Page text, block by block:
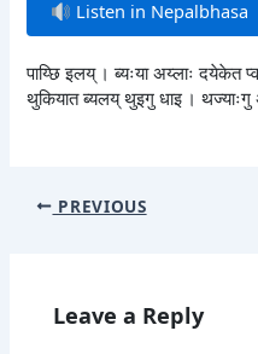
Listen in Nepalbhasa
पाय्छि इलय् । ब्यःया अय्लाः दयेकेत
थुकियात ब्यलय् थुइगु धाइ । थज्याःगु
PREVIOUS
Leave a Reply